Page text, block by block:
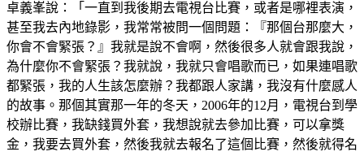
卓義峯說：「一直到我後期去電視台比賽，或者是哪裡表演，
甚至我去內地錄影，我常常被問一個問題：『那個台那麼大，
你會不會緊張？』我就是說不會啊，然後很多人就會跟我說，
為什麼你不會緊張？我就說，我就只會唱歌而已，如果連唱歌
都緊張，我的人生該怎麼辦？我都跟人家講，我沒有什麼感人
的故事。那個其實那一年的冬天，2006年的12月，電視台到學
校辦比賽，我缺錢買外套，我想說就去參加比賽，可以拿獎
金，我要去買外套，然後我就去報名了這個比賽，然後就得名